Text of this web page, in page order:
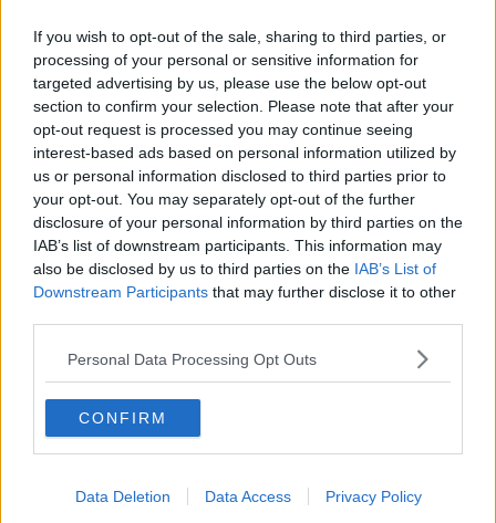
If you wish to opt-out of the sale, sharing to third parties, or
processing of your personal or sensitive information for
targeted advertising by us, please use the below opt-out
section to confirm your selection. Please note that after your
opt-out request is processed you may continue seeing
interest-based ads based on personal information utilized by
us or personal information disclosed to third parties prior to
your opt-out. You may separately opt-out of the further
disclosure of your personal information by third parties on the
IAB’s list of downstream participants. This information may
also be disclosed by us to third parties on the IAB’s List of
Downstream Participants that may further disclose it to other
Personal Data Processing Opt Outs
CONFIRM
Data Deletion Data Access Privacy Policy
Squadre in campo per la seconda frazione di gioco, mister Greco
manda in campo Arboleda al posto di Zallu. Primo cartellino giallo
al 52' Scapini mette a terra Pattarello, sugli sviluppi ci prova Foglia
dalla distanza ma il tiro é alto sul fondo.
Indiani prova a cambiare in avanti cercando più spinta e
pericolosità inserendo Gucci e Guccione al posto di Kovak e
Gaddini.
Vantaggio Arezzo. Guccione sblocca la gara trasformando un calcio
di rigore concesso per atterramento in area. Castiglia serve il
numero 10 amarantobravi a liberarsi per andare al tiro ma viene
messo giù dal difensore.
Possono solo due minuti e l'Olbia trova il pari con Contini. Palla in
con un diagonale deviato supera Trombini.
Al 70' gli ospiti vicinissimi al vantaggio conun tiro di Biancu che non
trova la porta a colpo sicuro. Risponde l'Arezzo con un calcio
d'angolo dove nessun giocatore amaranto arriva per battere a rete.
vantaggio. La punta amaranto non trova la porta dal limite dell'area